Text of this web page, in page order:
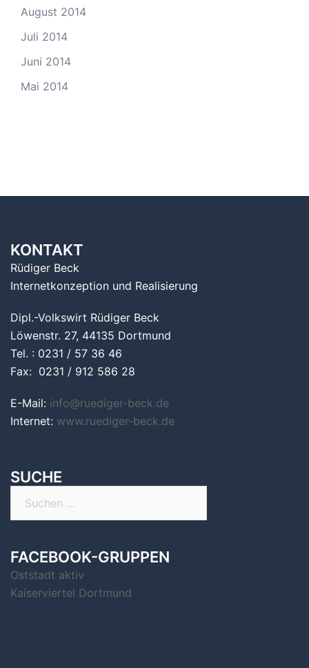
August 2014
Juli 2014
Juni 2014
Mai 2014
KONTAKT
Rüdiger Beck
Internetkonzeption und Realisierung
Dipl.-Volkswirt Rüdiger Beck
Löwenstr. 27, 44135 Dortmund
Tel. : 0231 / 57 36 46
Fax: 0231 / 912 586 28
E-Mail: info@ruediger-beck.de
Internet: www.ruediger-beck.de
SUCHE
FACEBOOK-GRUPPEN
Oststadt aktiv
Kaiserviertel Dortmund